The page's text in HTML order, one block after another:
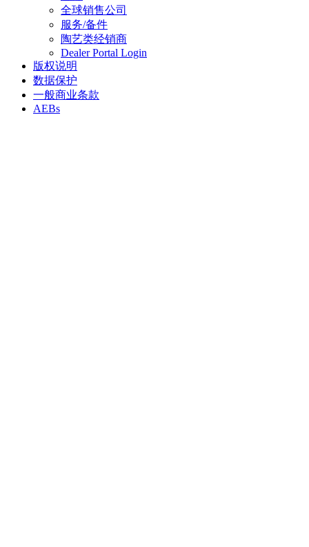
全球销售公司
服务/备件
陶艺类经销商
Dealer Portal Login
版权说明
数据保护
一般商业条款
AEBs